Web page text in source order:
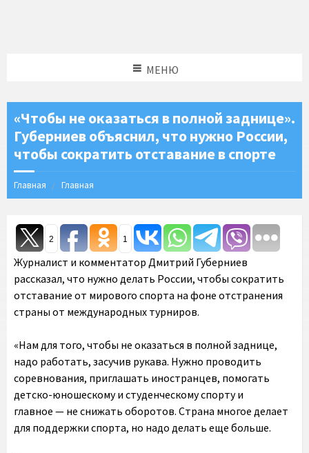
МЕНЮ
«Чтобы не оказаться в полной заднице».
Губерниев объяснил, что нужно России,
чтобы сократить отставание в спорте
Главная Главная
2 1
Журналист и комментатор Дмитрий Губерниев
рассказал, что нужно делать России, чтобы сократить
отставание от мирового спорта на фоне отстранения
страны от международных турниров.
«Нам для того, чтобы не оказаться в полной заднице,
надо работать, засучив рукава. Нужно проводить
соревнования, приглашать иностранцев, помогать
детско-юношескому и студенческому спорту и
главное — не снижать оборотов. Страна многое делает
для поддержки спорта, но надо делать еще больше.